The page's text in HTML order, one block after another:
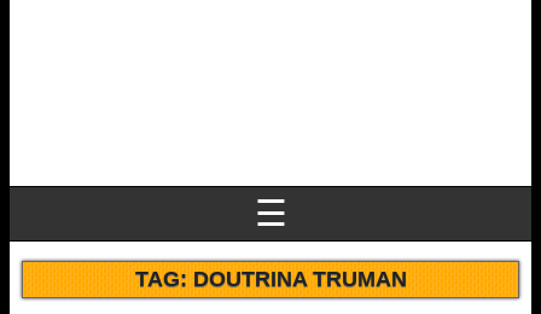
☰
TAG:DOUTRINA TRUMAN